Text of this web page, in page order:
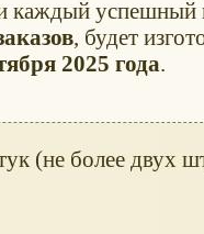
каждый успешный
, будет
2025 года.
(не более двух